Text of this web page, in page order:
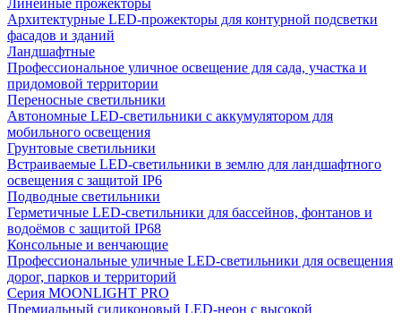
Архитектурные LED-прожекторы для контурной подсветки
фасадов и зданий
Ландшафтные
Профессиональное уличное освещение для сада, участка и
придомовой территории
Переносные светильники
Автономные LED-светильники с аккумулятором для
мобильного освещения
Грунтовые светильники
Встраиваемые LED-светильники в землю для ландшафтного
освещения с защитой IP6
Подводные светильники
Герметичные LED-светильники для бассейнов, фонтанов и
водоёмов с защитой IP68
Консольные и венчающие
Профессиональные уличные LED-светильники для освещения
дорог, парков и территорий
Серия MOONLIGHT PRO
Премиальный силиконовый LED-неон с высокой